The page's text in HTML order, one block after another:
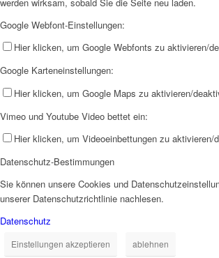
werden wirksam, sobald Sie die Seite neu laden.
Google Webfont-Einstellungen:
Hier klicken, um Google Webfonts zu aktivieren/
Google Karteneinstellungen:
Hier klicken, um Google Maps zu aktivieren/
Vimeo und Youtube Video bettet ein:
Hier klicken, um Videoeinbettungen zu aktivieren/
Datenschutz-Bestimmungen
Sie können unsere Cookies und
unserer Datenschutzrichtlinie nachlesen.
Datenschutz
Einstellungen akzeptieren ablehnen